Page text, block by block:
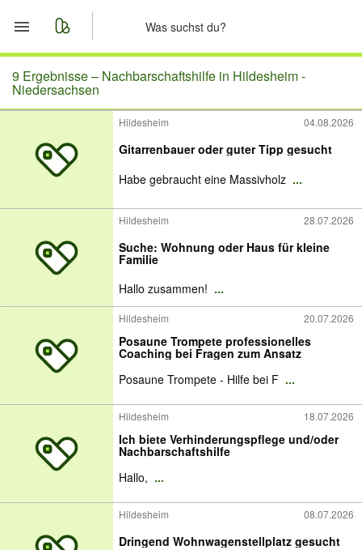
Start
Merkliste
Nachrichten
Anzeige aufgeben
9 Ergebnisse – Nachbarschaftshilfe in Hildesheim -
Niedersachsen
Hildesheim 04.08.2026
Gitarrenbauer oder guter Tipp gesucht
Habe gebraucht eine Massivholz ...
Hildesheim 28.07.2026
Suche: Wohnung oder Haus für kleine
Familie
Hallo zusammen! ...
Hildesheim 20.07.2026
Posaune Trompete professionelles
Coaching bei Fragen zum Ansatz
Posaune Trompete - Hilfe bei F ...
Hildesheim 18.07.2026
Ich biete Verhinderungspflege und/oder
Nachbarschaftshilfe
Hallo, ...
Hildesheim 08.07.2026
Dringend Wohnwagenstellplatz gesucht